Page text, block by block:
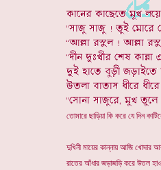
তোমারে ছাড়িয়া কি করে যে দিন
দুখিনী মায়ের কান্নায় আজি খোদার
রাতের আঁধার জড়াজড়ি করে উতল